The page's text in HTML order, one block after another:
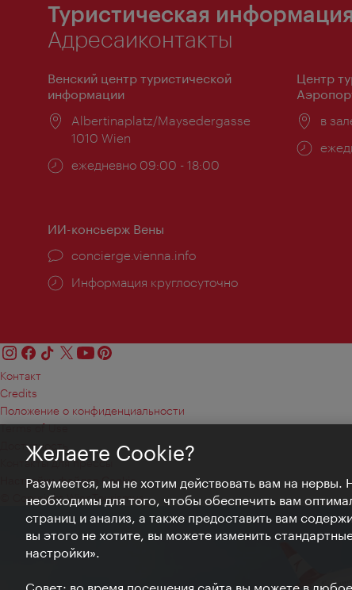
Туристическая информация
Адресаиконтакты
Венский центр туристической
информации
Расположение:
Albertinaplatz/Maysedergasse
1010 Wien
Часы
ежедневно 09:00 - 18:00
Центр
в
Часы
ИИ-консьерж Вены
concierge.vienna.info
Информация круглосуточно
Контакт
Credits
Положение о конфиденциальности
Terms of Use
Доступность
Контакты для прессы
Настройки файлов Cookie
© Copyright WienTourismus
Желаете Cookie?
Разумеется, мы не хотим действовать вам на
необходимы для того, чтобы обеспечить вам
страниц и анализ, а также предоставить вам
вы этого не хотите, вы можете изменить
настройки».